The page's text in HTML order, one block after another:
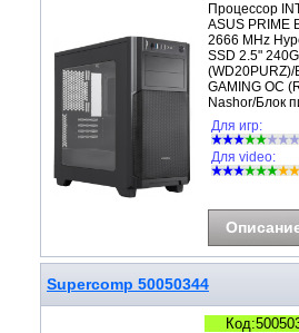
Процессор
ASUS PRIME
2666 MHz
SSD 2.5"
(WD20PURZ)/
GAMING OC
Nashor/Блок
Для игр:
Для video:
Supercomp 50050344